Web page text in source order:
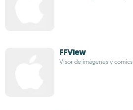
FFView
Visor de imágenes y comics